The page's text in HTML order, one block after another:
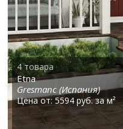
4 товара
Etna
Gresmanc (Испания)
Цена от: 5594 руб. за м²